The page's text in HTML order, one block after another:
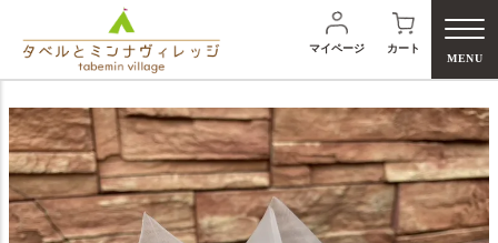
マイページ
カート
MENU
検